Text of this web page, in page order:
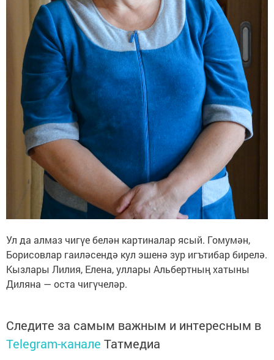
Ул да алмаз чигүе белән картиналар ясый. Гомумән,
Борисовлар гаиләсендә кул эшенә зур игътибар бирелә.
Кызлары Лилия, Елена, уллары Альбертның хатыны
Диляна — оста чигүчеләр.
Следите за самым важным и интересным в
Telegram-канале Татмедиа